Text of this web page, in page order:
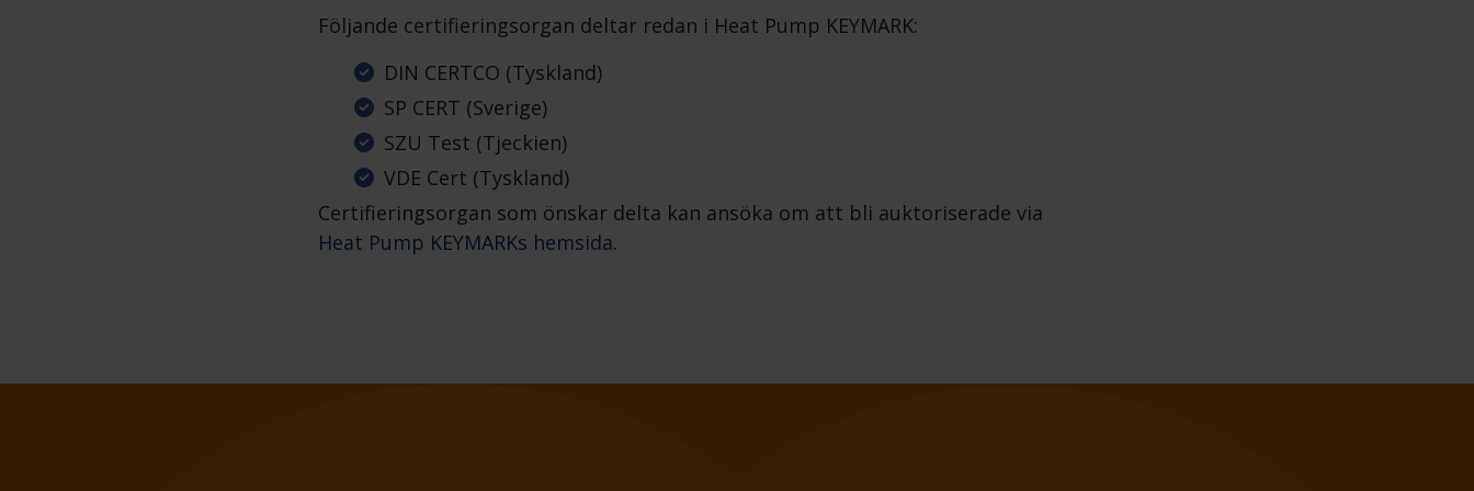
Följande certifieringsorgan deltar redan i Heat Pump KEYMARK:
DIN CERTCO (Tyskland)
SP CERT (Sverige)
SZU Test (Tjeckien)
VDE Cert (Tyskland)
Certifieringsorgan som önskar delta kan ansöka om att bli auktoriserade via
Heat Pump KEYMARKs hemsida.